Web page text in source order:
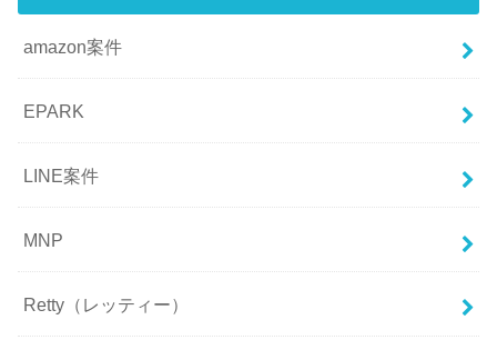
amazon案件
EPARK
LINE案件
MNP
Retty（レッティー）